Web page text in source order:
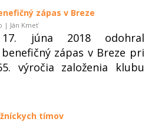
zápas v Breze
| Ján Kmeť
júna 2018 odohral
zápas v Breze pri
výročia založenia klubu
tímov